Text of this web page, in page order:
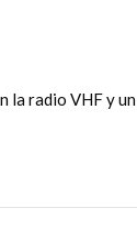
la radio VHF y